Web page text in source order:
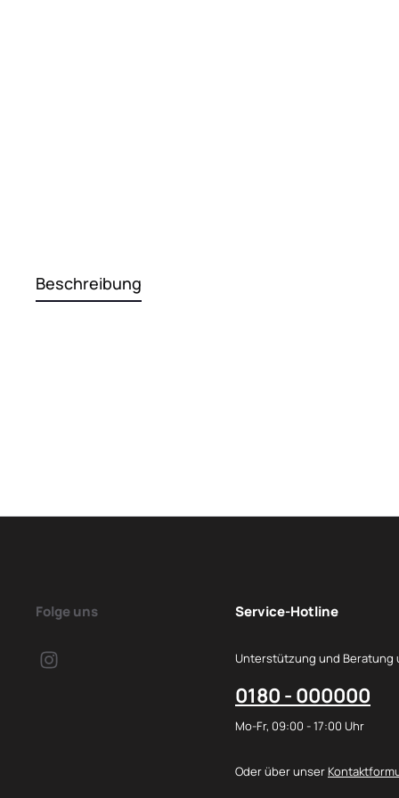
Beschreibung
Folge uns Service-Hotline
Unterstützung und Beratung
0180 - 000000
Mo-Fr, 09:00 - 17:00 Uhr
Oder über unser